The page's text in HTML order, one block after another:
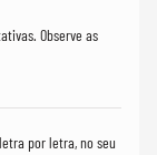
Observe as
por letra, no seu